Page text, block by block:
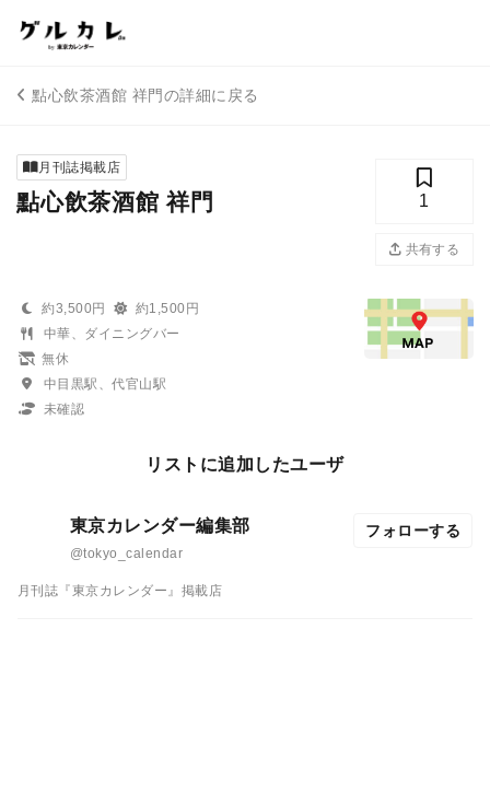
點心飲茶酒館 祥門の詳細に戻る
月刊誌掲載店
點心飲茶酒館 祥門 1
共有する
約3,500円
約1,500円
中華、ダイニングバー
無休
中目黒駅、代官山駅
未確認
リストに追加したユーザ
東京カレンダー編集部
@tokyo_calendar
フォローする
月刊誌『東京カレンダー』掲載店